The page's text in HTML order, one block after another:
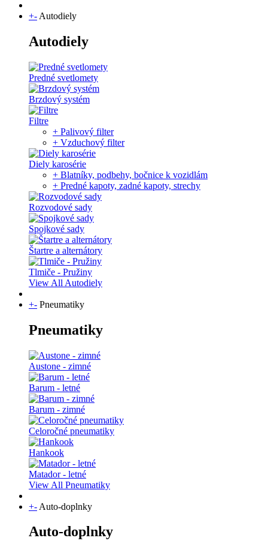
+- Autodiely
Autodiely
Predné svetlomety
Brzdový systém
Filtre
+ Palivový filter
+ Vzduchový filter
Diely karosérie
+ Blatníky, podbehy, bočnice k vozidlám
+ Predné kapoty, zadné kapoty, strechy
Rozvodové sady
Spojkové sady
Štartre a alternátory
Tlmiče - Pružiny
View All Autodiely
+- Pneumatiky
Pneumatiky
Austone - zimné
Barum - letné
Barum - zimné
Celoročné pneumatiky
Hankook
Matador - letné
View All Pneumatiky
+- Auto-doplnky
Auto-doplnky